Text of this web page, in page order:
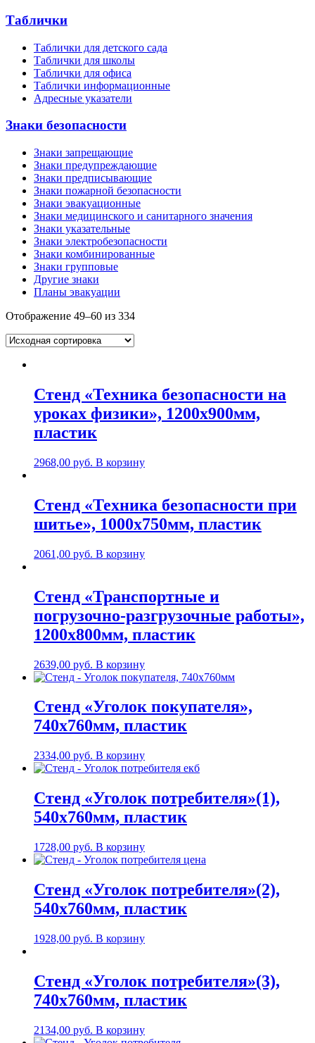
Таблички
Таблички для детского сада
Таблички для школы
Таблички для офиса
Таблички информационные
Адресные указатели
Знаки безопасности
Знаки запрещающие
Знаки предупреждающие
Знаки предписывающие
Знаки пожарной безопасности
Знаки эвакуационные
Знаки медицинского и санитарного значения
Знаки указательные
Знаки электробезопасности
Знаки комбинированные
Знаки групповые
Другие знаки
Планы эвакуации
Отображение 49–60 из 334
Стенд «Техника безопасности на
уроках физики», 1200х900мм,
пластик
2968,00 руб. В корзину
Стенд «Техника безопасности при
шитье», 1000х750мм, пластик
2061,00 руб. В корзину
Стенд «Транспортные и
погрузочно-разгрузочные работы»,
1200х800мм, пластик
2639,00 руб. В корзину
Стенд «Уголок покупателя»,
740х760мм, пластик
2334,00 руб. В корзину
Стенд «Уголок потребителя»(1),
540х760мм, пластик
1728,00 руб. В корзину
Стенд «Уголок потребителя»(2),
540х760мм, пластик
1928,00 руб. В корзину
Стенд «Уголок потребителя»(3),
740х760мм, пластик
2134,00 руб. В корзину